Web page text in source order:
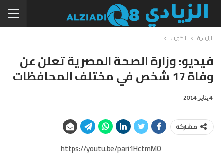
الرئيسية الكويت
فيديو: وزارة الصحة المصرية تعلن عن
وفاة 17 شخص في مختلف المحافظات
4 يناير 2014
مشاركة
https://youtu.be/pari1HctmM0